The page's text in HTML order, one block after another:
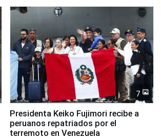
7
Presidenta Keiko Fujimori recibe a
peruanos repatriados por el
terremoto en Venezuela